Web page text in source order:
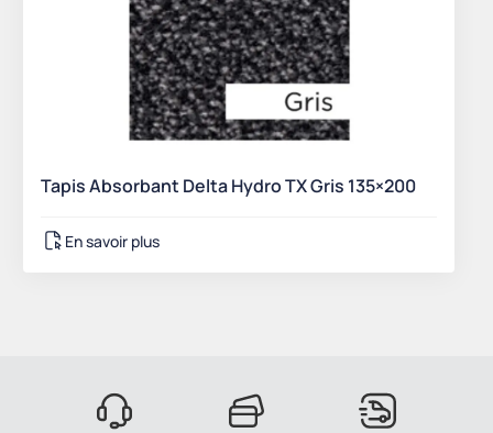
Tapis Absorbant Delta Hydro TX Gris 135×200
En savoir plus